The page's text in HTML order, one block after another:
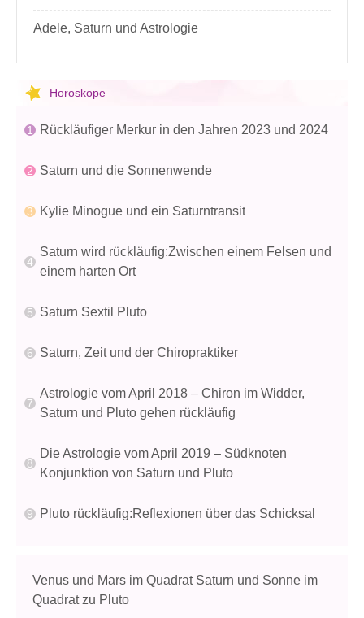
Adele, Saturn und Astrologie
Horoskope
Rückläufiger Merkur in den Jahren 2023 und 2024
Saturn und die Sonnenwende
Kylie Minogue und ein Saturntransit
Saturn wird rückläufig:Zwischen einem Felsen und
einem harten Ort
Saturn Sextil Pluto
Saturn, Zeit und der Chiropraktiker
Astrologie vom April 2018 – Chiron im Widder,
Saturn und Pluto gehen rückläufig
Die Astrologie vom April 2019 – Südknoten
Konjunktion von Saturn und Pluto
Pluto rückläufig:Reflexionen über das Schicksal
Venus und Mars im Quadrat Saturn und Sonne im
Quadrat zu Pluto